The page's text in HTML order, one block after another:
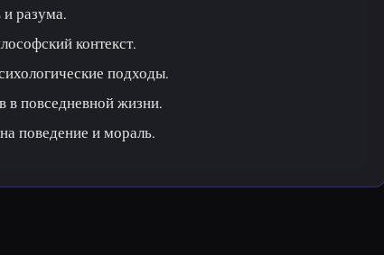
и разума.
контекст.
подходы.
в повседневной жизни.
поведение и мораль.